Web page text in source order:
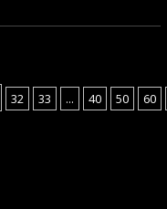
32 33 ... 40 50
60